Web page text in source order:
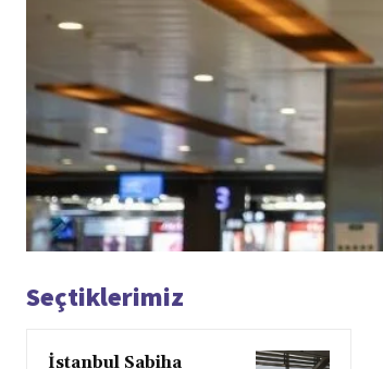
Seçtiklerimiz
İstanbul Sabiha